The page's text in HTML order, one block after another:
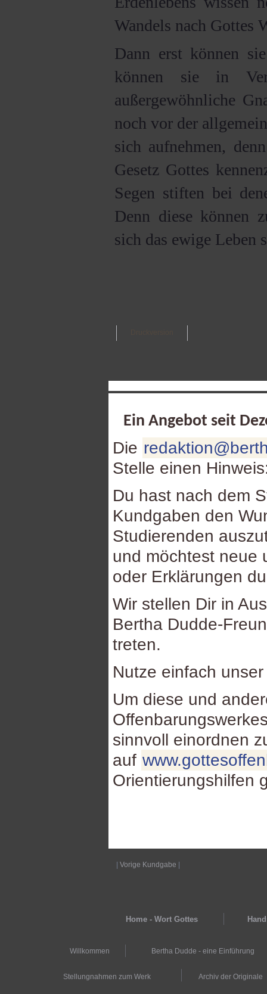
Wandels nach Gottes
Dann erst können
können sie in
außergewöhnliche
noch vor der
sich aufnehmen,
Gesetz Gottes
Segen stiften bei
Denn diese können
sich das ewige Leben
Ein Angebot seit
Die
Stelle einen
Du hast nach dem
Kundgaben den
Studierenden
und möchtest neue
oder Erklärungen
Wir stellen Dir in
Bertha Dudde-
treten.
Nutze einfach
Um diese und
sinnvoll einordnen
auf
Orientierungshilfen
Vorige Kundgabe
Home - Wort Gottes
Willkommen Bertha Dudde - eine Einführung
Stellungnahmen zum Werk Archiv der Originale